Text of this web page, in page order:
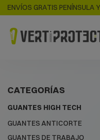
ENVÍOS GRATIS PENÍNSULA
CATEGORÍAS
GUANTES HIGH TECH
GUANTES ANTICORTE
GUANTES DE TRABAJO